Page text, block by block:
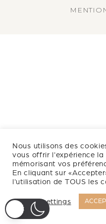
Nous utilisons des
vous offrir l'expérience la
mémorisant vos
En cliquant sur
l'utilisation de TOUS les
Cookie settings